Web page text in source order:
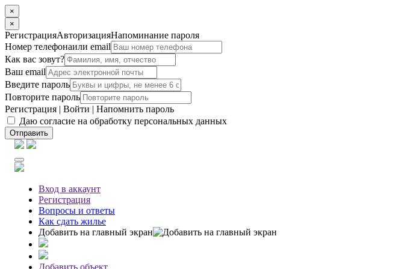
×
×
РегистрацияАвторизацияНапоминание пароля
Номер телефонаили email
Как вас зовут?
Ваш email
Введите пароль
Повторите пароль
Регистрация | Войти | Напомнить пароль
Даю согласие на обработку персональных данных
Отправить
Вход в аккаунт
Регистрация
Вопросы и ответы
Как сдать жилье
Добавить на главный экран
Добавить объект